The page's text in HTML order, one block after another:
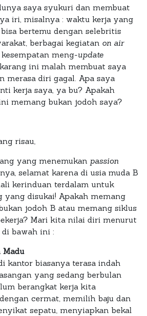
saya syukuri dan membuat
iri, misalnya : waktu kerja yang
bertemu dengan selebritis
berbagai kegiatan on air
kesempatan meng-update
ini malah membuat saya
merasa diri gagal. Apa saya
kerja saya, ya bu? Apakah
memang bukan jodoh saya?
risau,
yang menemukan passion
selamat karena di usia muda B
kerinduan terdalam untuk
yang disukai! Apakah memang
jodoh B atau memang siklus
Mari kita nilai diri menurut
di bawah ini :
Madu
kantor biasanya terasa indah
yang sedang berbulan
berangkat kerja kita
cermat, memilih baju dan
sepatu, menyiapkan bekal